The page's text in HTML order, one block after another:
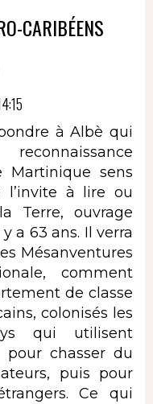
CARIBÉENS
à Albè qui
Martinique sens
l’invite à lire ou
Terre, ouvrage
a 63 ans. Il verra
Mésanventures
comment
de classe
colonisés les
qui utilisent
chasser du
puis pour
Ce qui